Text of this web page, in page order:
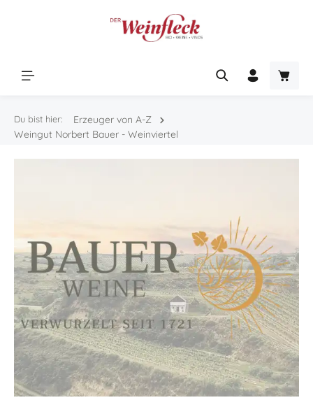
Du bist hier:
Erzeuger von A-Z
Weingut Norbert Bauer - Weinviertel